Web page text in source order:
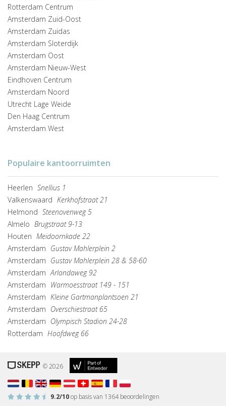
Rotterdam Centrum
Amsterdam Zuid-Oost
Amsterdam Zuidas
Amsterdam Sloterdijk
Amsterdam Oost
Amsterdam Nieuw-West
Eindhoven Centrum
Amsterdam Noord
Utrecht Lage Weide
Den Haag Centrum
Amsterdam West
Populaire kantoorruimten
Heerlen Snellius 1
Valkenswaard Kerkhofstraat 21
Helmond Steenovenweg 5
Almelo Brugstraat 9-13
Houten Meidoornkade 22
Amsterdam Gustav Mahlerplein 2
Amsterdam Gustav Mahlerplein 28 & 58-60
Amsterdam Arlandaweg 92
Amsterdam Warmoesstraat 149 - 151
Amsterdam Kleine Gartmanplantsoen 21
Amsterdam Overschiestraat 65
Amsterdam Olympisch Stadion 24-28
Rotterdam Hoofdweg 66
© 2026
9.2/10op basis van 1364beoordelingen